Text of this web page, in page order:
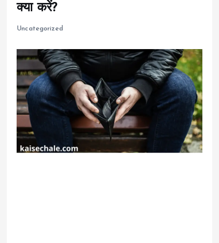
क्या करें?
Uncategorized